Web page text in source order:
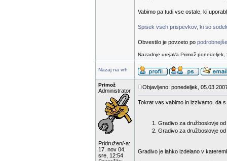
Vabimo pa tudi vse ostale, ki
Spisek vseh prispevkov, ki so
Obvestilo je povzeto po
Nazadnje urejal/a Primož
Nazaj na vrh
Primož
Administrator
Pridružen/-a:
17. nov 04,
sre, 12:54
Objavljeno: ponedeljek,
Tokrat vas vabimo in izzivamo, da
Gradivo za družboslovje
Gradivo za družboslovje
Gradivo je lahko izdelano v